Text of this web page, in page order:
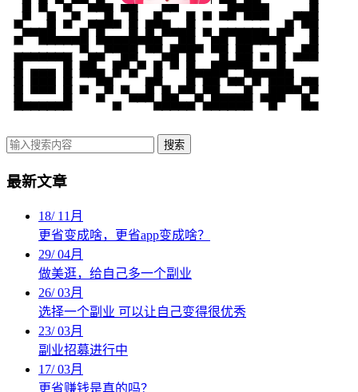
搜索
最新文章
18/ 11月
更省变成啥，更省app变成啥？
29/04月
做美逛，给自己多一个副业
26/03月
选择一个副业 可以让自己变得很优秀
23/03月
副业招募进行中
17/03月
更省赚钱是真的吗？